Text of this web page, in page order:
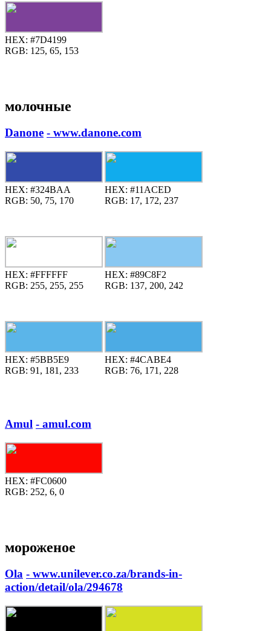
HEX: #7D4199
RGB: 125, 65, 153
молочные
Danone - www.danone.com
HEX: #324BAA
RGB: 50, 75, 170
HEX: #11ACED
RGB: 17, 172, 237
HEX: #FFFFFF
RGB: 255, 255, 255
HEX: #89C8F2
RGB: 137, 200, 242
HEX: #5BB5E9
RGB: 91, 181, 233
HEX: #4CABE4
RGB: 76, 171, 228
Amul - amul.com
HEX: #FC0600
RGB: 252, 6, 0
мороженое
Ola - www.unilever.co.za/brands-in-
action/detail/ola/294678